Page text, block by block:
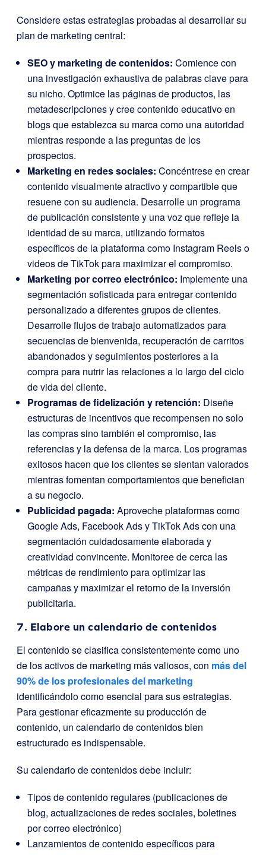
Considere estas estrategias probadas al desarrollar su
plan de marketing central:
SEO y marketing de contenidos: Comience con
una investigación exhaustiva de palabras clave para
su nicho. Optimice las páginas de productos, las
metadescripciones y cree contenido educativo en
blogs que establezca su marca como una autoridad
mientras responde a las preguntas de los
prospectos.
Marketing en redes sociales: Concéntrese en crear
contenido visualmente atractivo y compartible que
resuene con su audiencia. Desarrolle un programa
de publicación consistente y una voz que refleje la
identidad de su marca, utilizando formatos
específicos de la plataforma como Instagram Reels o
videos de TikTok para maximizar el compromiso.
Marketing por correo electrónico: Implemente una
segmentación sofisticada para entregar contenido
personalizado a diferentes grupos de clientes.
Desarrolle flujos de trabajo automatizados para
secuencias de bienvenida, recuperación de carritos
abandonados y seguimientos posteriores a la
compra para nutrir las relaciones a lo largo del ciclo
de vida del cliente.
Programas de fidelización y retención: Diseñe
estructuras de incentivos que recompensen no solo
las compras sino también el compromiso, las
referencias y la defensa de la marca. Los programas
exitosos hacen que los clientes se sientan valorados
mientras fomentan comportamientos que benefician
a su negocio.
Publicidad pagada: Aproveche plataformas como
Google Ads, Facebook Ads y TikTok Ads con una
segmentación cuidadosamente elaborada y
creatividad convincente. Monitoree de cerca las
métricas de rendimiento para optimizar las
campañas y maximizar el retorno de la inversión
publicitaria.
7. Elabore un calendario de contenidos
El contenido se clasifica consistentemente como uno
de los activos de marketing más valiosos, con más del
90% de los profesionales del marketing
identificándolo como esencial para sus estrategias.
Para gestionar eficazmente su producción de
contenido, un calendario de contenidos bien
estructurado es indispensable.
Su calendario de contenidos debe incluir:
Tipos de contenido regulares (publicaciones de
blog, actualizaciones de redes sociales, boletines
por correo electrónico)
Lanzamientos de contenido específicos para